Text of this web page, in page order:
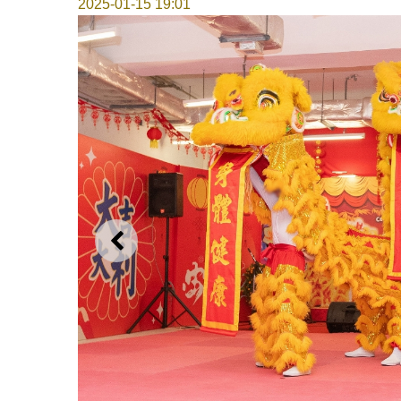
2025-01-15 19:01
上一则